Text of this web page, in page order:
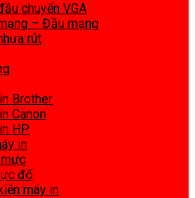
chuyển VGA
– Đầu mạng
rút
Brother
Canon
HP
in
đổ
máy in